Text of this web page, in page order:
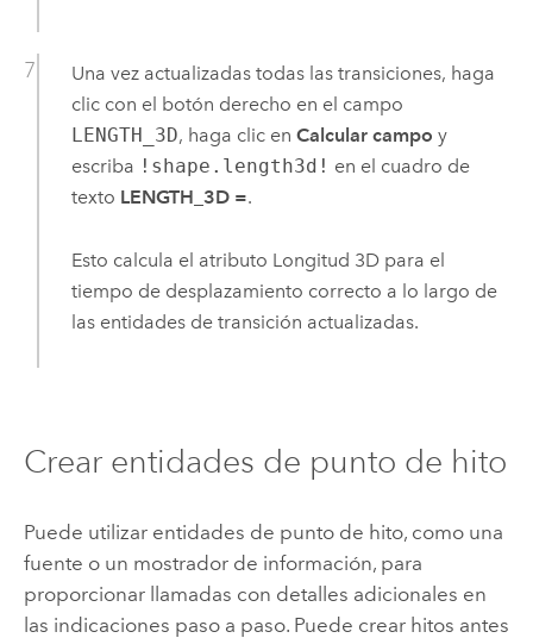
Una vez actualizadas todas las transiciones, haga
clic con el botón derecho en el campo
LENGTH_3D, haga clic en Calcular campo y
escriba !shape.length3d! en el cuadro de
texto LENGTH_3D =.
Esto calcula el atributo Longitud 3D para el
tiempo de desplazamiento correcto a lo largo de
las entidades de transición actualizadas.
Crear entidades de punto de hito
Puede utilizar entidades de punto de hito, como una
fuente o un mostrador de información, para
proporcionar llamadas con detalles adicionales en
las indicaciones paso a paso. Puede crear hitos antes